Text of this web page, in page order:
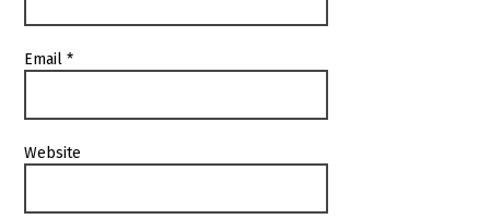
Email*
Website